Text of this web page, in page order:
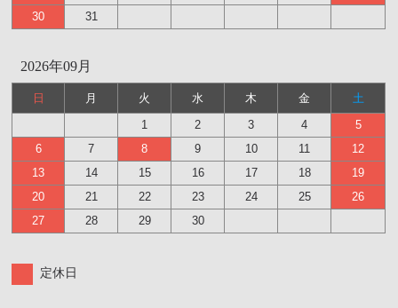
30
31
2026年09月
日 月 火 水 木 金
土
1
2 3 4
5
6
7 8 9 10 11
12
13
14 15 16 17 18
19
20
21 22 23 24 25
26
27
28 29 30
定休日